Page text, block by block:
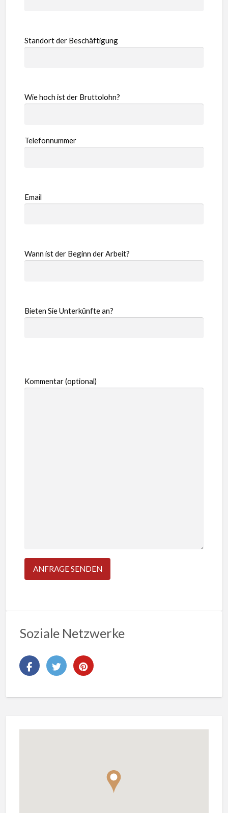
Standort der Beschäftigung
Wie hoch ist der Bruttolohn?
Telefonnummer
Email
Wann ist der Beginn der Arbeit?
Bieten Sie Unterkünfte an?
Kommentar (optional)
Soziale Netzwerke